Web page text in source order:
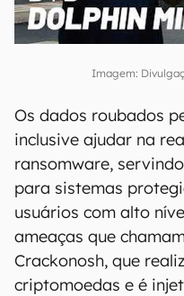
00:00/04:07
Imagem:
Os dados roubados
inclusive ajudar na
ransomware,
para sistemas
usuários com alto
ameaças que
Crackonosh, que
criptomoedas e é